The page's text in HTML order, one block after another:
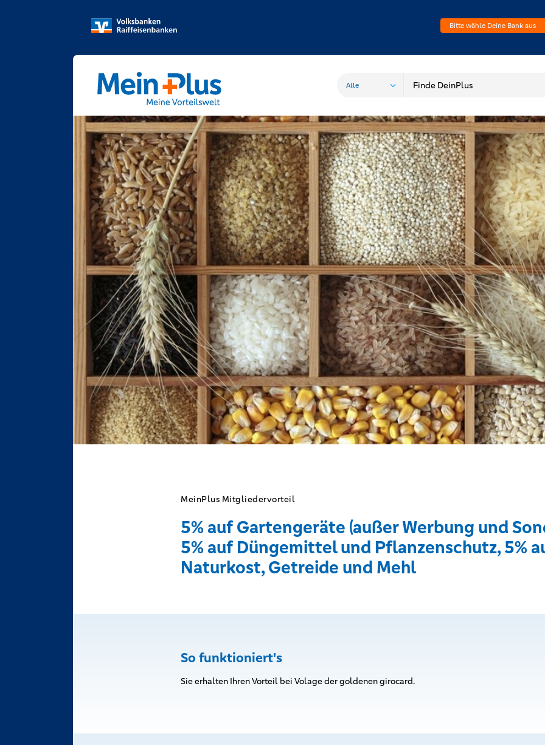
Bitte wähle Deine Bank aus
MeinPlus Mitgliedervorteil
5% auf Gartengeräte (außer Werbung und
5% auf Düngemittel und Pflanzenschutz, 5%
Naturkost, Getreide und Mehl
So funktioniert's
Sie erhalten Ihren Vorteil bei Volage der goldenen girocard.